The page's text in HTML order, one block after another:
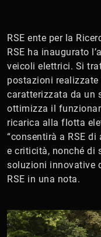
RSE ente per la
RSE ha inaugurato
veicoli elettrici. Si
postazioni
caratterizzata da un
ottimizza il
ricarica alla flotta
“consentirà a RSE
e criticità, nonché di
soluzioni innovative
RSE in una nota.